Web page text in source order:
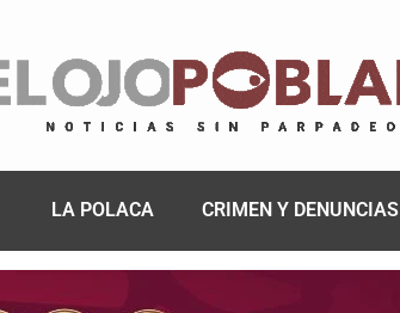
LA POLACA CRIMEN Y DENUNCIAS